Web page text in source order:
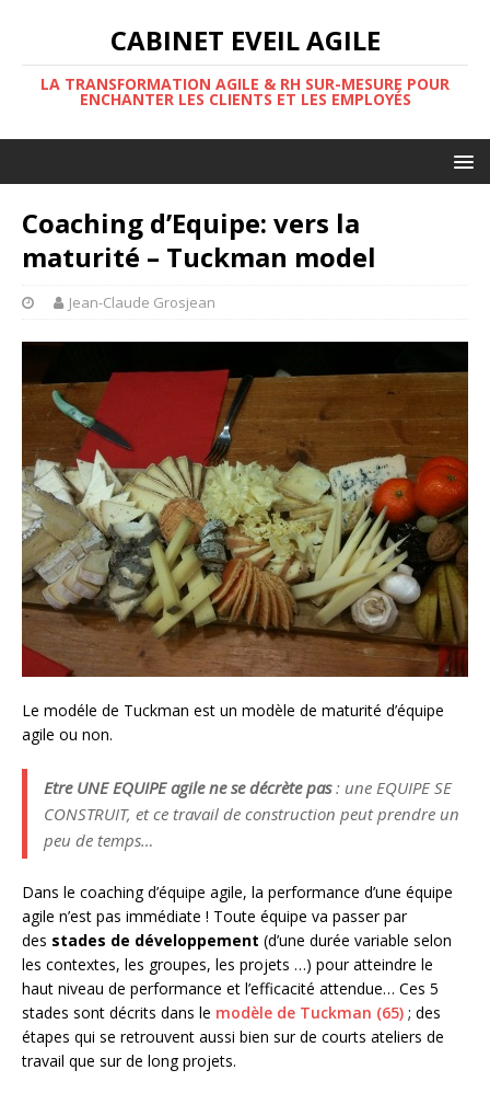
CABINET EVEIL AGILE
LA TRANSFORMATION AGILE & RH SUR-MESURE POUR
ENCHANTER LES CLIENTS ET LES EMPLOYÉS
Coaching d’Equipe: vers la
maturité – Tuckman model
Jean-Claude Grosjean
Le modéle de Tuckman est un modèle de maturité d’équipe
agile ou non.
Etre UNE EQUIPE agile ne se décrète pas: une EQUIPE SE
CONSTRUIT, et ce travail de construction peut prendre un
peu de temps…
Dans le coaching d’équipe agile, la performance d’une équipe
agile n’est pas immédiate ! Toute équipe va passer par
des stades de développement (d’une durée variable selon
les contextes, les groupes, les projets …) pour atteindre le
haut niveau de performance et l’efficacité attendue… Ces 5
stades sont décrits dans le modèle de Tuckman (65) ; des
étapes qui se retrouvent aussi bien sur de courts ateliers de
travail que sur de long projets.